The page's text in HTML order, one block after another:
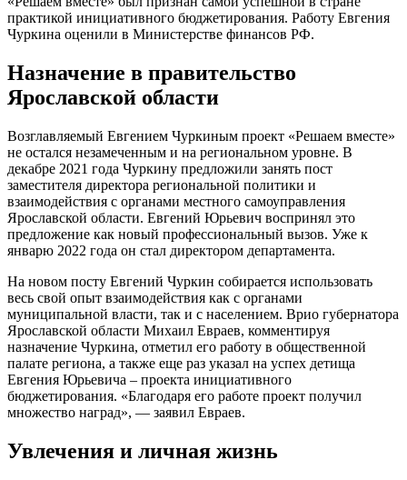
практикой инициативного бюджетирования. Работу Евгения
Чуркина оценили в Министерстве финансов РФ.
Назначение в правительство
Ярославской области
Возглавляемый Евгением Чуркиным проект «Решаем вместе»
не остался незамеченным и на региональном уровне. В
декабре 2021 года Чуркину предложили занять пост
заместителя директора региональной политики и
взаимодействия с органами местного самоуправления
Ярославской области. Евгений Юрьевич воспринял это
предложение как новый профессиональный вызов. Уже к
январю 2022 года он стал директором департамента.
На новом посту Евгений Чуркин собирается использовать
весь свой опыт взаимодействия как с органами
муниципальной власти, так и с населением. Врио губернатора
Ярославской области Михаил Евраев, комментируя
назначение Чуркина, отметил его работу в общественной
палате региона, а также еще раз указал на успех детища
Евгения Юрьевича – проекта инициативного
бюджетирования. «Благодаря его работе проект получил
множество наград», — заявил Евраев.
Увлечения и личная жизнь